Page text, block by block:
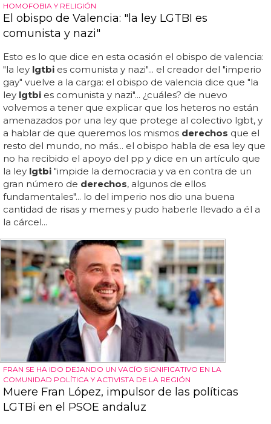
HOMOFOBIA Y RELIGIÓN
El obispo de Valencia: "la ley LGTBI es
comunista y nazi"
Esto es lo que dice en esta ocasión el obispo de valencia:
"la ley lgtbi es comunista y nazi"... el creador del "imperio
gay" vuelve a la carga: el obispo de valencia dice que "la
ley lgtbi es comunista y nazi"... ¿cuáles? de nuevo
volvemos a tener que explicar que los heteros no están
amenazados por una ley que protege al colectivo lgbt, y
a hablar de que queremos los mismos derechos que el
resto del mundo, no más... el obispo habla de esa ley que
no ha recibido el apoyo del pp y dice en un artículo que
la ley lgtbi "impide la democracia y va en contra de un
gran número de derechos, algunos de ellos
fundamentales"... lo del imperio nos dio una buena
cantidad de risas y memes y pudo haberle llevado a él a
la cárcel...
FRAN SE HA IDO DEJANDO UN VACÍO SIGNIFICATIVO EN LA
COMUNIDAD POLÍTICA Y ACTIVISTA DE LA REGIÓN
Muere Fran López, impulsor de las políticas
LGTBi en el PSOE andaluz